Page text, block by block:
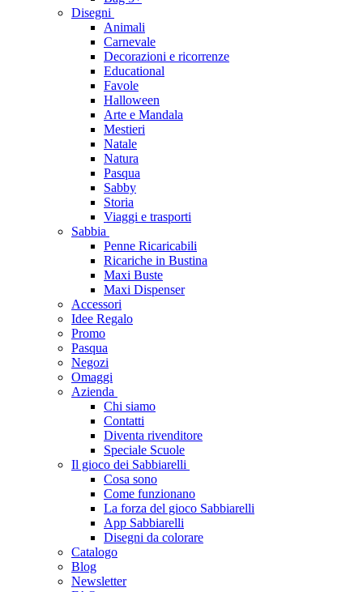
Disegni
Animali
Carnevale
Decorazioni e ricorrenze
Educational
Favole
Halloween
Arte e Mandala
Mestieri
Natale
Natura
Pasqua
Sabby
Storia
Viaggi e trasporti
Sabbia
Penne Ricaricabili
Ricariche in Bustina
Maxi Buste
Maxi Dispenser
Accessori
Idee Regalo
Promo
Pasqua
Negozi
Omaggi
Azienda
Chi siamo
Contatti
Diventa rivenditore
Speciale Scuole
Il gioco dei Sabbiarelli
Cosa sono
Come funzionano
La forza del gioco Sabbiarelli
App Sabbiarelli
Disegni da colorare
Catalogo
Blog
Newsletter